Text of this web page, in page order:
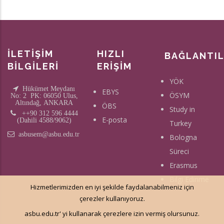
İLETİŞİM
BİLGİLERİ
Hükümet Meydanı
No: 2 PK: 06050 Ulus,
Altındağ, ANKARA
++90 312 596 4444
(Dahili 4588/9062)
asbusem@asbu.edu.tr
HIZLI
ERİŞİM
EBYS
ÖBS
E-posta
YÖK
ÖSYM
Study in
Turkey
Bologna
Süreci
Erasmus
Hizmetlerimizden en iyi şekilde faydalanabilmeniz için
çerezler kullanıyoruz.
asbu.edu.tr' yi kullanarak çerezlere izin vermiş olursunuz.